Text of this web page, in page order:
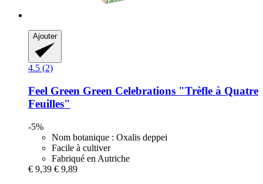
Ajouter
4.5 (2)
Feel Green Green Celebrations "Trèfle à Quatre
Feuilles"
-5%
Nom botanique : Oxalis deppei
Facile à cultiver
Fabriqué en Autriche
€ 9,39 € 9,89